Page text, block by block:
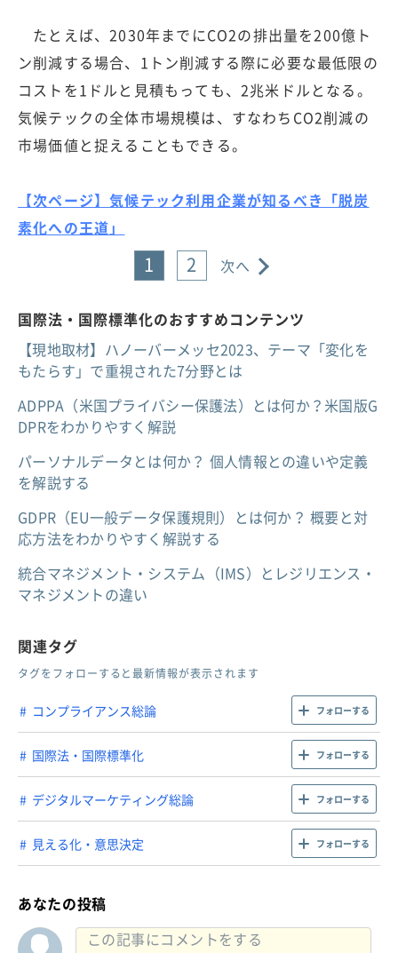
たとえば、2030年までにCO2の排出量を200億ト
ン削減する場合、1トン削減する際に必要な最低限の
コストを1ドルと見積もっても、2兆米ドルとなる。
気候テックの全体市場規模は、すなわちCO2削減の
市場価値と捉えることもできる。
【次ページ】気候テック利用企業が知るべき「脱炭
素化への王道」
1 2 次へ
国際法・国際標準化のおすすめコンテンツ
【現地取材】ハノーバーメッセ2023、テーマ「変化を
もたらす」で重視された7分野とは
ADPPA（米国プライバシー保護法）とは何か？米国版G
DPRをわかりやすく解説
パーソナルデータとは何か？ 個人情報との違いや定義
を解説する
GDPR（EU一般データ保護規則）とは何か？ 概要と対
応方法をわかりやすく解説する
統合マネジメント・システム（IMS）とレジリエンス・
マネジメントの違い
関連タグ
タグをフォローすると最新情報が表示されます
コンプライアンス総論 フォローする
国際法・国際標準化 フォローする
デジタルマーケティング総論 フォローする
見える化・意思決定 フォローする
あなたの投稿